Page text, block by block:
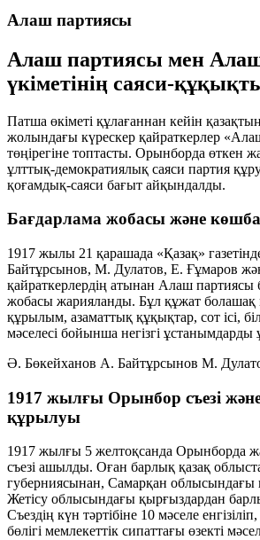
Алаш партиясы
Алаш партиясы мен
үкіметінің саяси-
Патша өкіметі құлағаннан кейін қазақтың
жолындағы күрескер қайраткерлер
төңірегіне топтасты. Орынборда өткен
ұлттық-демократиялық саяси партия құру
қоғамдық-саяси бағыт айқындалды.
Бағдарлама жобасы және
1917 жылы 21 қарашада «Қазақ»
Байтұрсынов, М. Дулатов, Е. Ғұмаров
қайраткерлердің атынан Алаш партиясы
жобасы жарияланды. Бұл құжат болашақ
құрылым, азаматтық құқықтар, сот ісі,
мәселесі бойынша негізгі
Ә. Бөкейханов А. Байтұрсынов М.
1917 жылғы Орынбор съезі
құрылуы
1917 жылғы 5 желтоқсанда Орынборда
съезі ашылды. Оған барлық қазақ
губерниясынан, Самарқан облысындағы
Жетісу облысындағы қырғыздардан
Съездің күн тәртібіне 10 мәселе
бөлігі мемлекеттік сипаттағы өзекті